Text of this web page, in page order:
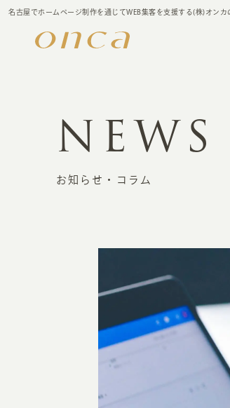
名古屋でホームページ制作を通じてWEB集客を支援する(株)オン
お知らせ・コラム